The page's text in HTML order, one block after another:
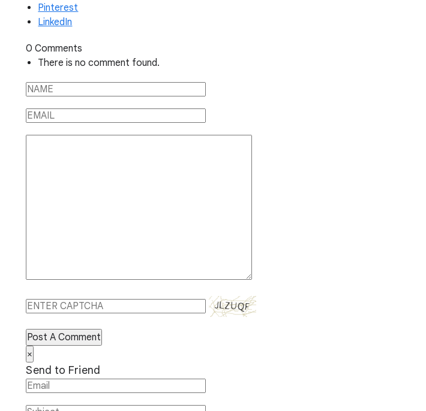
Pinterest
LinkedIn
0 Comments
There is no comment found.
Post A Comment
×
Send to Friend